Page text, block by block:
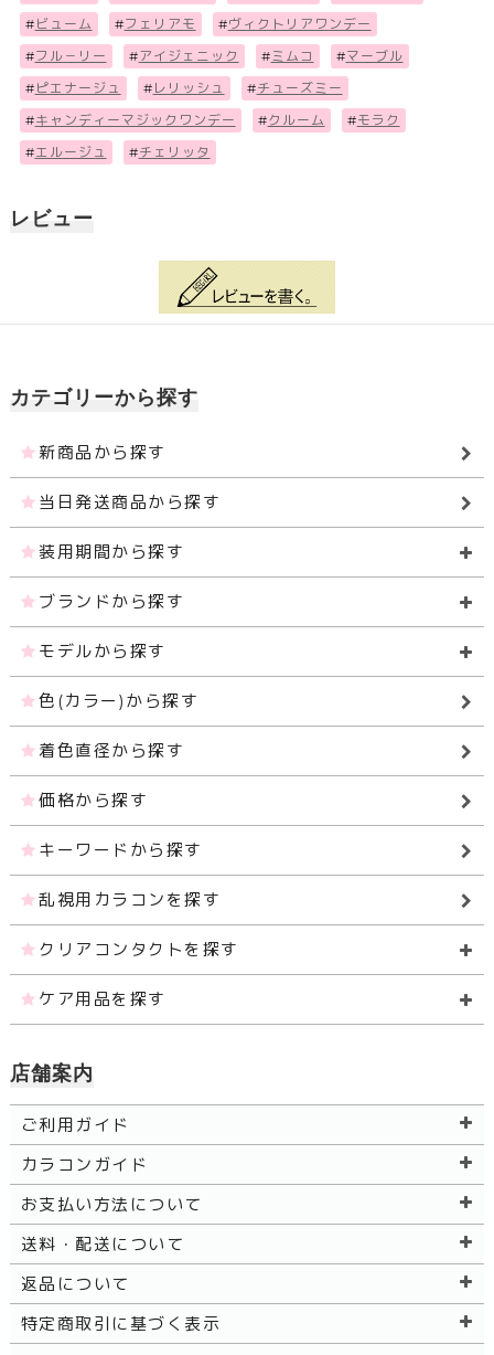
# ビューム #フェリアモ #ヴィクトリアワンデー
#フル－リー #アイジェニック #ミムコ #マーブル
# ピエナージュ # レリッシュ #チューズミー
#キャンディーマジックワンデー #クルーム #モラク
#エルージュ #チェリッタ
レビュー
カテゴリーから探す
新商品から探す
当日発送商品から探す
装用期間から探す
ブランドから探す
モデルから探す
色(カラー)から探す
着色直径から探す
価格から探す
キーワードから探す
乱視用カラコンを探す
クリアコンタクトを探す
ケア用品を探す
店舗案内
ご利用ガイド
カラコンガイド
お支払い方法について
送料・配送について
返品について
特定商取引に基づく表示